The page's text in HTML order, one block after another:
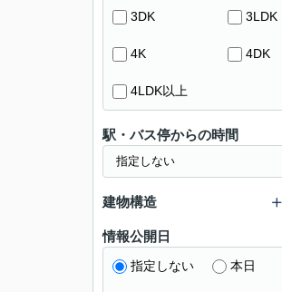
3DK 3LDK
4K 4DK
4LDK以上
駅・バス停からの時間
建物構造
情報公開日
指定しない 本日